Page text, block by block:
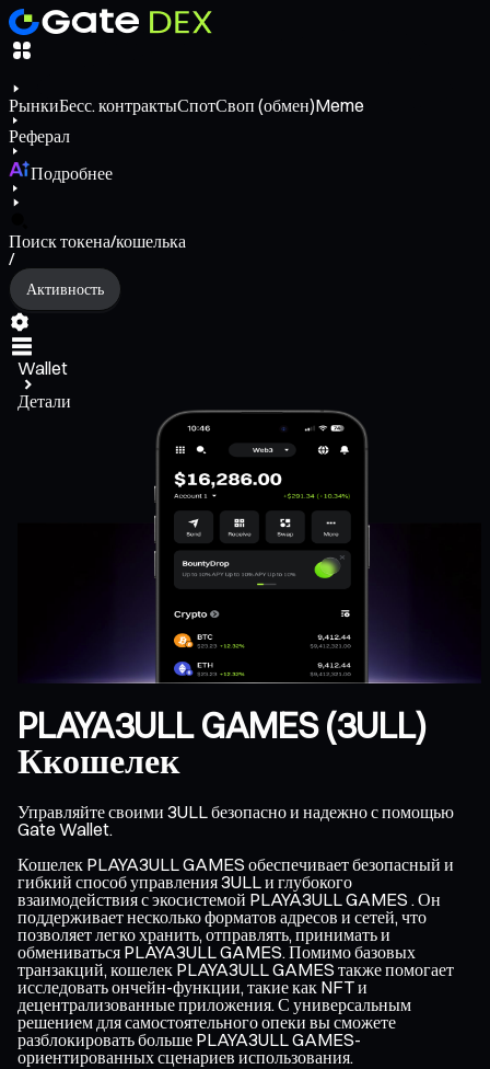
РынкиБесс. контрактыСпотСвоп (обмен)Meme
Реферал
Подробнее
Поиск токена/кошелька
/
Активность
Wallet
Детали
PLAYA3ULL GAMES (3ULL)
Ккошелек
Управляйте своими 3ULL безопасно и надежно с помощью
Gate Wallet.
Кошелек PLAYA3ULL GAMES обеспечивает безопасный и
гибкий способ управления 3ULL и глубокого
взаимодействия с экосистемой PLAYA3ULL GAMES . Он
поддерживает несколько форматов адресов и сетей, что
позволяет легко хранить, отправлять, принимать и
обмениваться PLAYA3ULL GAMES. Помимо базовых
транзакций, кошелек PLAYA3ULL GAMES также помогает
исследовать ончейн-функции, такие как NFT и
децентрализованные приложения. С универсальным
решением для самостоятельного опеки вы сможете
разблокировать больше PLAYA3ULL GAMES-
ориентированных сценариев использования.